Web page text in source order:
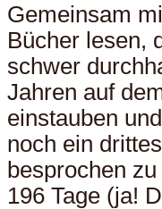
Gemeinsam
Bücher lesen,
schwer
Jahren auf
einstauben
noch ein
besprochen
196 Tage (ja!